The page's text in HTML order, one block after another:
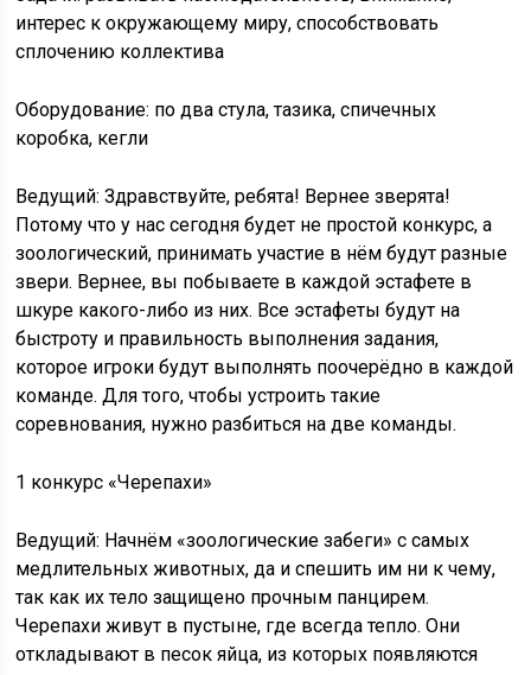
интерес к окружающему миру, способствовать
сплочению коллектива
Оборудование: по два стула, тазика, спичечных
коробка, кегли
Ведущий: Здравствуйте, ребята! Вернее зверята!
Потому что у нас сегодня будет не простой конкурс, а
зоологический, принимать участие в нём будут разные
звери. Вернее, вы побываете в каждой эстафете в
шкуре какого-либо из них. Все эстафеты будут на
быстроту и правильность выполнения задания,
которое игроки будут выполнять поочерёдно в каждой
команде. Для того, чтобы устроить такие
соревнования, нужно разбиться на две команды.
1 конкурс «Черепахи»
Ведущий: Начнём «зоологические забеги» с самых
медлительных животных, да и спешить им ни к чему,
так как их тело защищено прочным панцирем.
Черепахи живут в пустыне, где всегда тепло. Они
откладывают в песок яйца, из которых появляются